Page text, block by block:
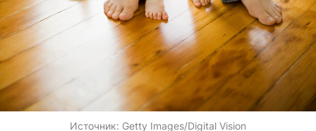
Источник: Getty Images/Digital Vision